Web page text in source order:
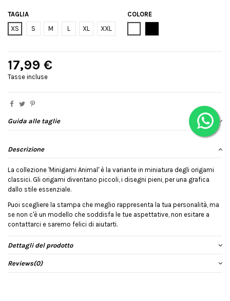
TAGLIA
XS
S M L XL XXL
COLORE
17,99 €
Tasse incluse
Guida alle taglie
Descrizione
La collezione 'Minigami Animal' è la variante in miniatura degli origami
classici. Gli origami diventano piccoli, i disegni pieni, per una grafica
dallo stile essenziale.
Puoi scegliere la stampa che meglio rappresenta la tua personalità, ma
se non c'è un modello che soddisfa le tue aspettative, non esitare a
contattarci e saremo felici di aiutarti.
Dettagli del prodotto
Reviews(0)